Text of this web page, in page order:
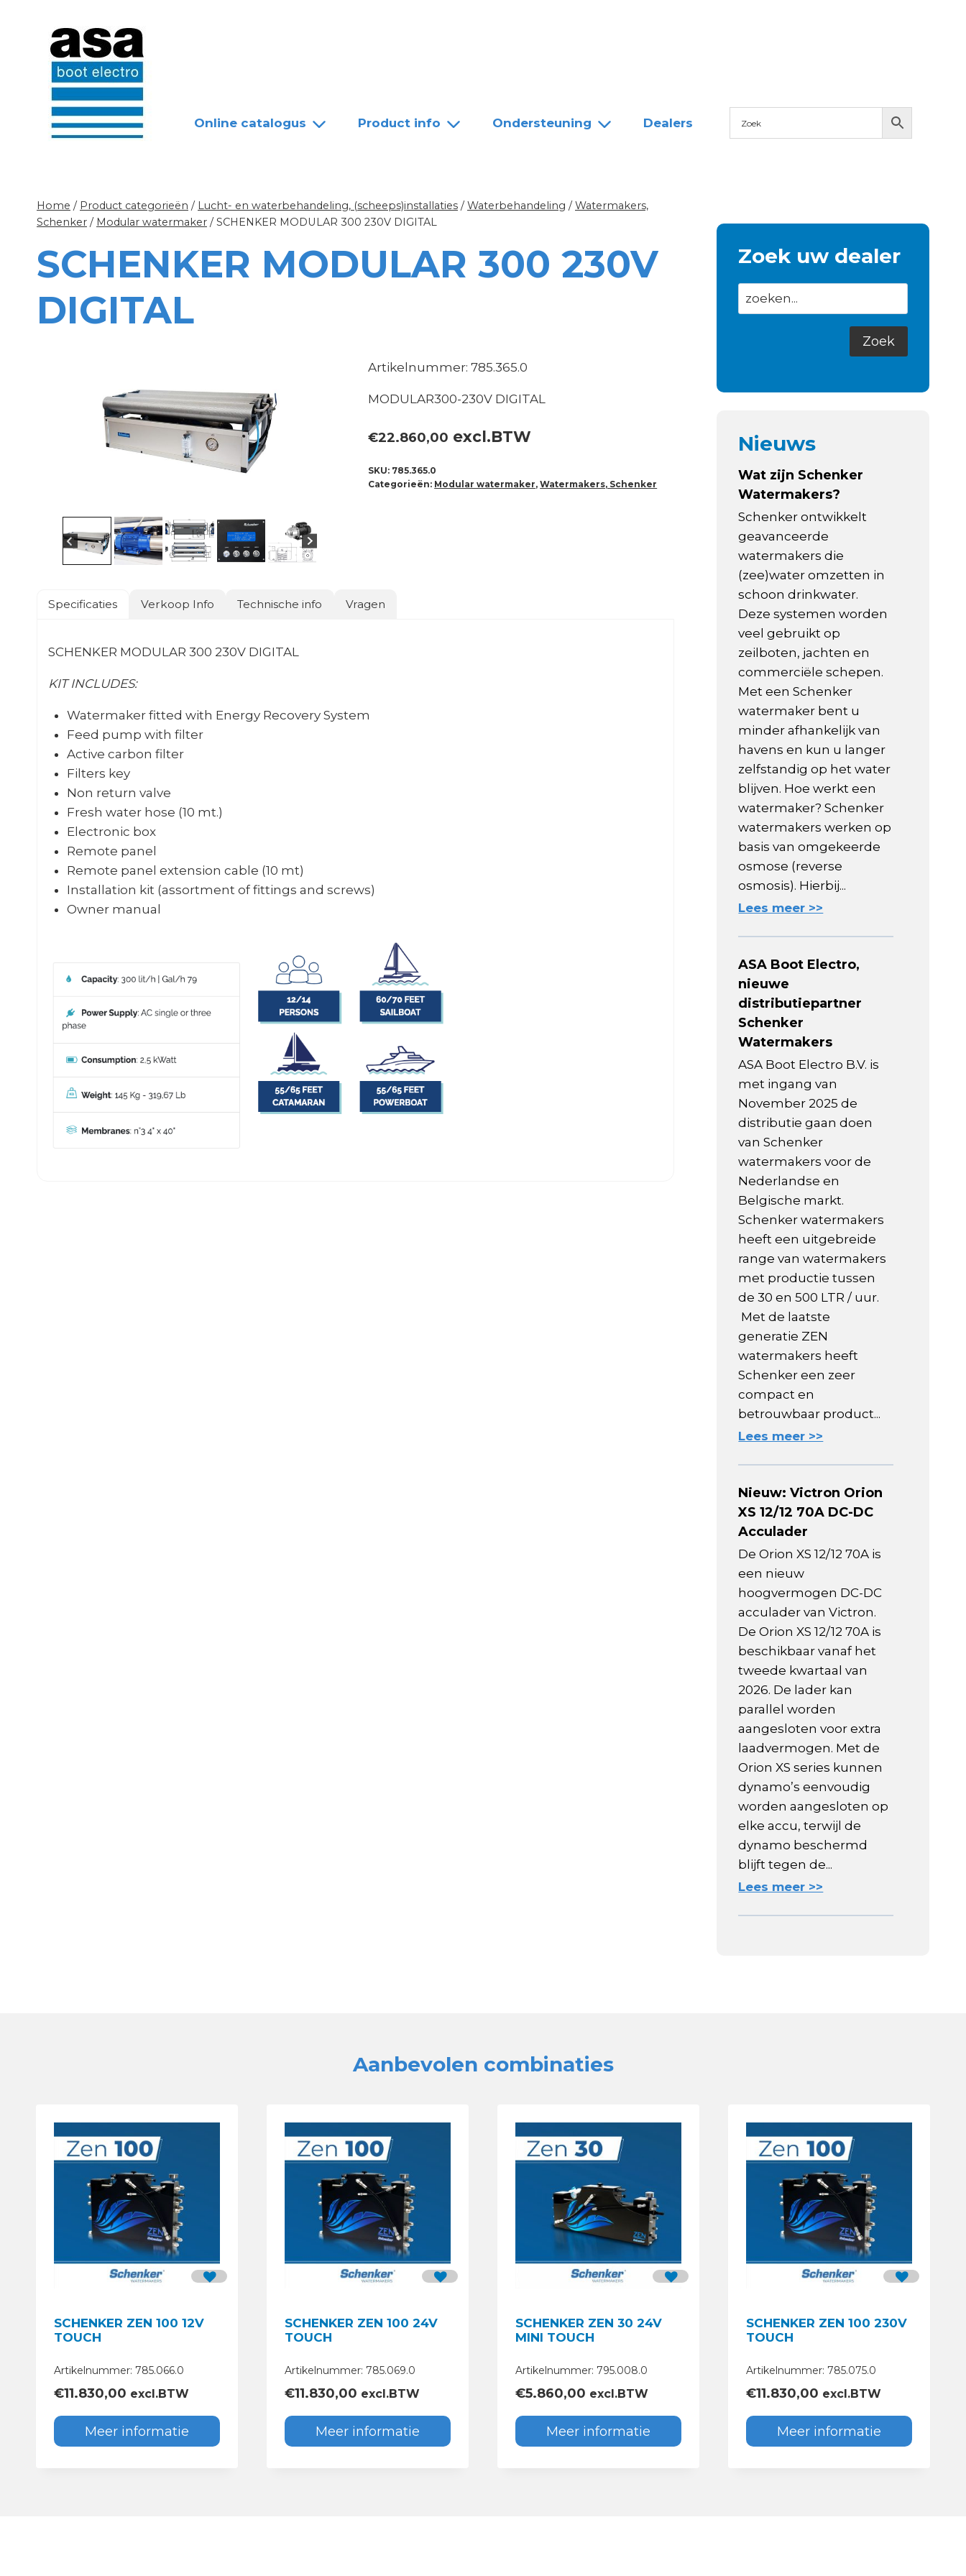
Online catalogus Product info Ondersteuning Dealers
Home / Product categorieën / Lucht- en waterbehandeling, (scheeps)installaties / Waterbehandeling / Watermakers,
Schenker / Modular watermaker / SCHENKER MODULAR 300 230V DIGITAL
SCHENKER MODULAR 300 230V
DIGITAL
Artikelnummer: 785.365.0
MODULAR300-230V DIGITAL
€22.860,00 excl.BTW
SKU: 785.365.0
Categorieën: Modular watermaker,Watermakers, Schenker
Specificaties Verkoop Info Technische info Vragen
SCHENKER MODULAR 300 230V DIGITAL
KIT INCLUDES:
Watermaker fitted with Energy Recovery System
Feed pump with filter
Active carbon filter
Filters key
Non return valve
Fresh water hose (10 mt.)
Electronic box
Remote panel
Remote panel extension cable (10 mt)
Installation kit (assortment of fittings and screws)
Owner manual
Zoek uw dealer
Nieuws
Wat zijn Schenker
Watermakers?
Schenker ontwikkelt
geavanceerde
watermakers die
(zee)water omzetten in
schoon drinkwater.
Deze systemen worden
veel gebruikt op
zeilboten, jachten en
commerciële schepen.
Met een Schenker
watermaker bent u
minder afhankelijk van
havens en kun u langer
zelfstandig op het water
blijven. Hoe werkt een
watermaker? Schenker
watermakers werken op
basis van omgekeerde
osmose (reverse
osmosis). Hierbij...
Lees meer >>
ASA Boot Electro,
nieuwe
distributiepartner
Schenker
Watermakers
ASA Boot Electro B.V. is
met ingang van
November 2025 de
distributie gaan doen
van Schenker
watermakers voor de
Nederlandse en
Belgische markt.
Schenker watermakers
heeft een uitgebreide
range van watermakers
met productie tussen
de 30 en 500 LTR / uur.
Met de laatste
generatie ZEN
watermakers heeft
Schenker een zeer
compact en
betrouwbaar product...
Lees meer >>
Nieuw: Victron Orion
XS 12/12 70A DC-DC
Acculader
De Orion XS 12/12 70A is
een nieuw
hoogvermogen DC-DC
acculader van Victron.
De Orion XS 12/12 70A is
beschikbaar vanaf het
tweede kwartaal van
2026. De lader kan
parallel worden
aangesloten voor extra
laadvermogen. Met de
Orion XS series kunnen
dynamo’s eenvoudig
worden aangesloten op
elke accu, terwijl de
dynamo beschermd
blijft tegen de...
Lees meer >>
Aanbevolen combinaties
SCHENKER ZEN 100 12V
TOUCH
Artikelnummer: 785.066.0
€11.830,00 excl.BTW
Meer informatie
SCHENKER ZEN 100 24V
TOUCH
Artikelnummer: 785.069.0
€11.830,00 excl.BTW
Meer informatie
SCHENKER ZEN 30 24V
MINI TOUCH
Artikelnummer: 795.008.0
€5.860,00 excl.BTW
Meer informatie
SCHENKER ZEN 100 230V
TOUCH
Artikelnummer: 785.075.0
€11.830,00 excl.BTW
Meer informatie